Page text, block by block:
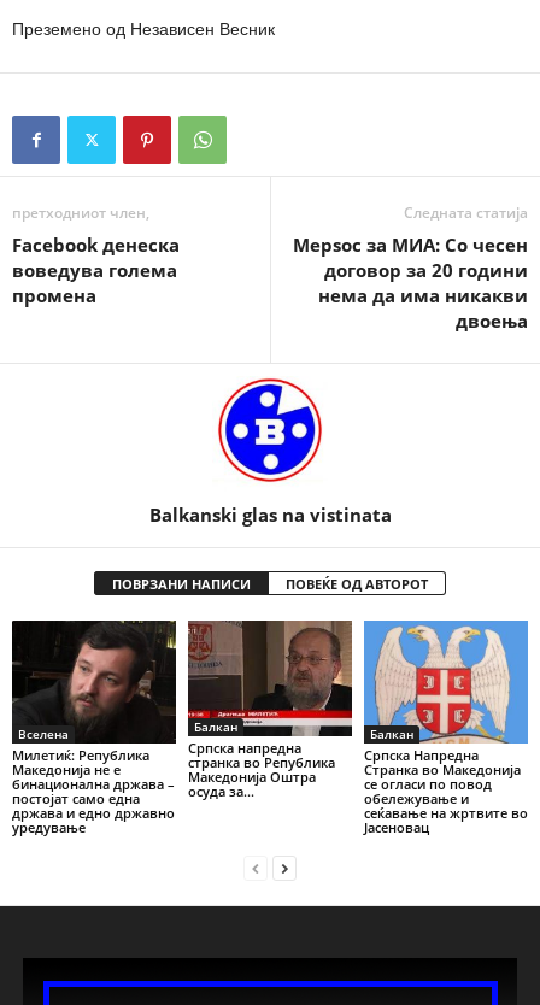
Преземено од Независен Весник
претходниот член,
Facebook денеска
воведува голема
промена
Следната статија
Мерѕос за МИА: Со чесен
договор за 20 години
нема да има никакви
двоења
Balkanski glas na vistinata
ПОВРЗАНИ НАПИСИ ПОВЕЌЕ ОД АВТОРОТ
Вселена
Милетиќ: Република
Македонија не е
бинационална држава –
постојат само една
држава и едно државно
уредување
Балкан
Српска напредна
странка во Република
Македонија Оштра
осуда за...
Балкан
Српска Напредна
Странка во Македонија
се огласи по повод
обележување и
сеќавање на жртвите во
Јасеновац